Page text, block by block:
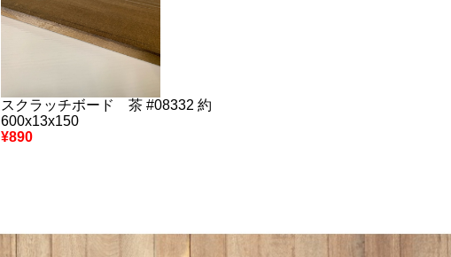
スクラッチボード 茶 #08332 約
600x13x150
¥890